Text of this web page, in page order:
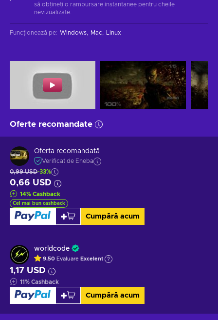
să obțineți o rambursare instantanee pentru cheile
nevizualizate.
Funcționează pe: Windows Mac Linux
Oferte recomandate
Oferta recomandată
Verificat de Eneba
0,99 USD-33%
0,66 USD
14% Cashback
Cel mai bun cashback
Cumpără acum
worldcode
9.50 Evaluare Excelent
1,17 USD
11% Cashback
Cumpără acum